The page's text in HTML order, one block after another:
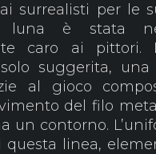
surrealisti per le
luna è stata
caro ai
suggerita, una
al gioco
del filo
un contorno.
questa linea,